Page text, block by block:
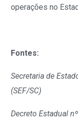
operações no
Fontes:
Secretaria de
(SEF/SC)
Decreto Estadual